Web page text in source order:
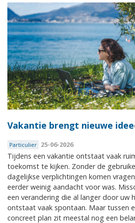
Vakantie brengt nieuwe
Particulier 25-06-2026
Tijdens een vakantie ontstaat vaak
toekomst te kijken. Zonder de
dagelijkse verplichtingen komen
eerder weinig aandacht voor was.
een verandering die al langer door uw
ontstaat vaak spontaan. Maar tussen
concreet plan zit meestal nog een